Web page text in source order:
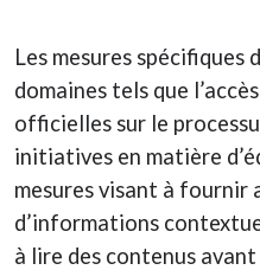
Les mesures
domaines tels que
officielles sur le
initiatives en matière
mesures visant à fournir
d’informations
à lire des contenus